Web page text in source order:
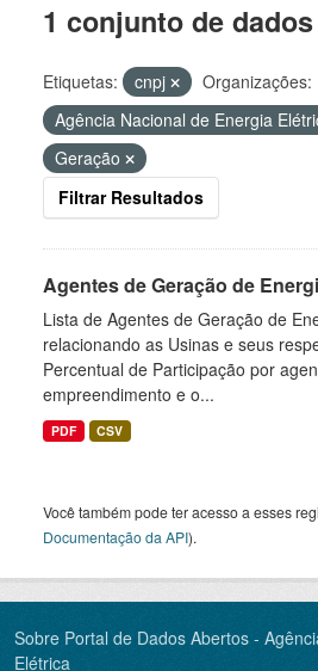
1 conjunto de
Etiquetas: cnpj
Organizações:
Agência Nacional de Energia
Geração
Filtrar Resultados
Agentes de Geração de
Lista de Agentes de Geração de
relacionando as Usinas e seus
Percentual de Participação por
empreendimento e o...
PDF CSV
Você também pode ter acesso a esses
Documentação da API).
Sobre Portal de Dados Abertos -
Elétrica